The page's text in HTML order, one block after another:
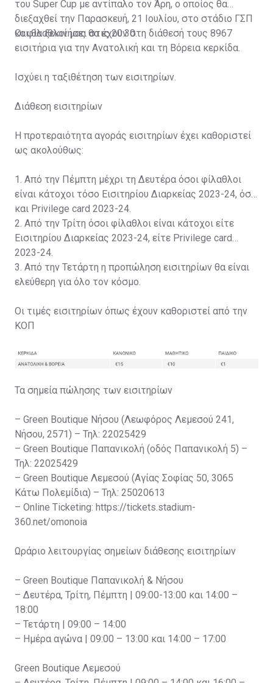
του Super Cup με αντίπαλο τον Άρη, ο οποίος θα
διεξαχθεί την Παρασκευή, 21 Ιουλίου, στο στάδιο ΓΣΠ
και θα ξεκινήσει στις 20:30.
Οι φίλαθλοί μας θα έχουν στη διάθεσή τους 8967
εισιτήρια για την Ανατολική και τη Βόρεια κερκίδα.
Ισχύει η ταξιθέτηση των εισιτηρίων.
Διάθεση εισιτηρίων
Η προτεραιότητα αγοράς εισιτηρίων έχει καθοριστεί
ως ακολούθως:
1. Από την Πέμπτη μέχρι τη Δευτέρα όσοι φίλαθλοι
είναι κάτοχοι τόσο Εισιτηρίου Διαρκείας 2023-24, όσο
και Privilege card 2023-24.
2. Από την Τρίτη όσοι φίλαθλοι είναι κάτοχοι είτε
Εισιτηρίου Διαρκείας 2023-24, είτε Privilege card
2023-24.
3. Από την Τετάρτη η προπώληση εισιτηρίων θα είναι
ελεύθερη για όλο τον κόσμο.
Οι τιμές εισιτηρίων όπως έχουν καθοριστεί από την
ΚΟΠ
Τα σημεία πώλησης των εισιτηρίων
– Green Boutique Νήσου (Λεωφόρος Λεμεσού 241,
Νήσου, 2571) – Τηλ: 22025429
– Green Boutique Παπανικολή (οδός Παπανικολή 5) –
Τηλ: 22025429
– Green Boutique Λεμεσού (Αγίας Σοφίας 50, 3065
Κάτω Πολεμίδια) – Τηλ: 25020613
– Online Ticketing: https://tickets.stadium-
360.net/omonoia
Ωράριο λειτουργίας σημείων διάθεσης εισιτηρίων
– Green Boutique Παπανικολή & Νήσου
– Δευτέρα, Τρίτη, Πέμπτη | 09:00-13:00 και 14:00 –
18:00
– Τετάρτη | 09:00 – 14:00
– Ημέρα αγώνα | 09:00 – 13:00 και 14:00 – 17:00
Green Boutique Λεμεσού